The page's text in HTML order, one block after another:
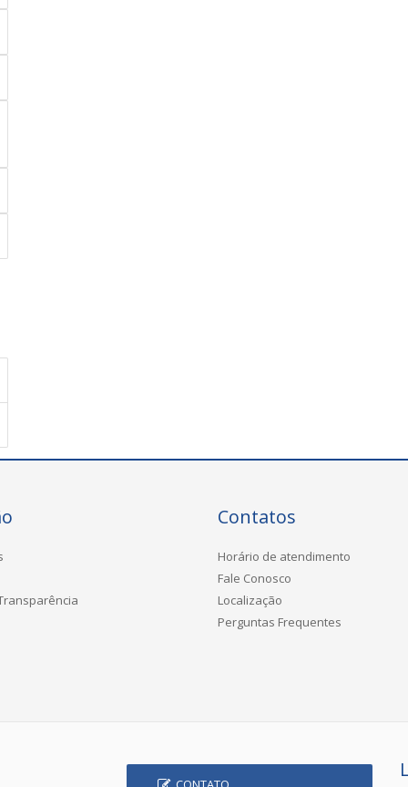
Contatos
Horário de atendimento
Fale Conosco
Localização
Perguntas Frequentes